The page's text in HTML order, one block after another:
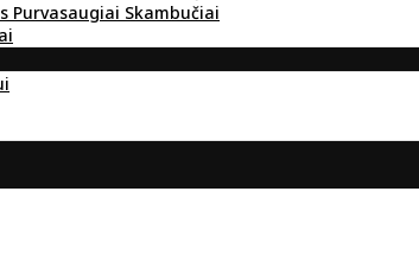
Purvasaugiai Skambučiai